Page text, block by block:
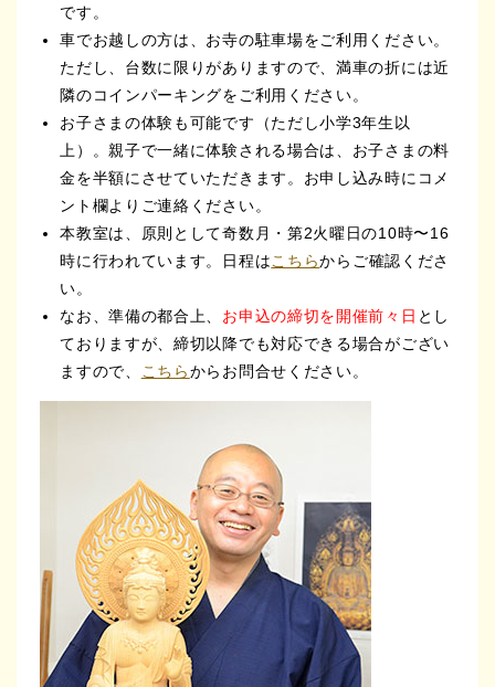
です。
車でお越しの方は、お寺の駐車場をご利用ください。
ただし、台数に限りがありますので、満車の折には近
隣のコインパーキングをご利用ください。
お子さまの体験も可能です（ただし小学3年生以
上）。親子で一緒に体験される場合は、お子さまの料
金を半額にさせていただきます。お申し込み時にコメ
ント欄よりご連絡ください。
本教室は、原則として奇数月・第2火曜日の10時〜16
時に行われています。日程はこちらからご確認くださ
い。
なお、準備の都合上、 お申込の締切を開催前々日 とし
ておりますが、締切以降でも対応できる場合がござい
ますので、
こちらからお問合せください。